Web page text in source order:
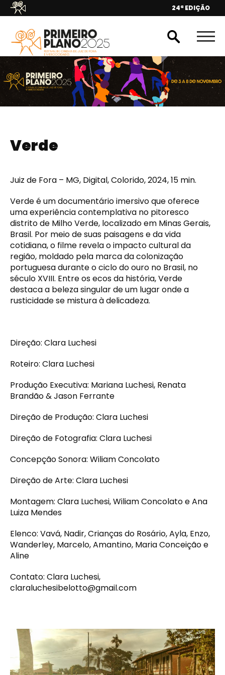
24ª EDIÇÃO
Verde
Juiz de Fora – MG, Digital, Colorido, 2024, 15 min.
Verde é um documentário imersivo que oferece
uma experiência contemplativa no pitoresco
distrito de Milho Verde, localizado em Minas Gerais,
Brasil. Por meio de suas paisagens e da vida
cotidiana, o filme revela o impacto cultural da
região, moldado pela marca da colonização
portuguesa durante o ciclo do ouro no Brasil, no
século XVIII. Entre os ecos da história, Verde
destaca a beleza singular de um lugar onde a
rusticidade se mistura à delicadeza.
Direção: Clara Luchesi
Roteiro: Clara Luchesi
Produção Executiva: Mariana Luchesi, Renata
Brandão & Jason Ferrante
Direção de Produção: Clara Luchesi
Direção de Fotografia: Clara Luchesi
Concepção Sonora: Wiliam Concolato
Direção de Arte: Clara Luchesi
Montagem: Clara Luchesi, Wiliam Concolato e Ana
Luiza Mendes
Elenco: Vavá, Nadir, Crianças do Rosário, Ayla, Enzo,
Wanderley, Marcelo, Amantino, Maria Conceição e
Aline
Contato: Clara Luchesi,
claraluchesibelotto@gmail.com